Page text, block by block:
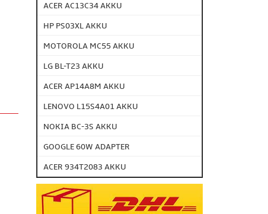
ACER AC13C34 AKKU
HP PS03XL AKKU
MOTOROLA MC55 AKKU
LG BL-T23 AKKU
ACER AP14A8M AKKU
LENOVO L15S4A01 AKKU
NOKIA BC-3S AKKU
GOOGLE 60W ADAPTER
ACER 934T2083 AKKU